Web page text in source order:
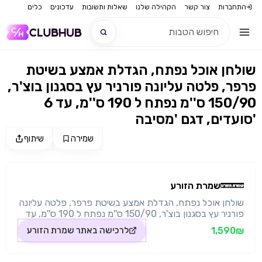
התחברות צור קשר הקהילה שלנו שאלות ותשובות עדכונים כלים
חדש
שיתוף שמירה
שולחן אוכל נפתח, הגדלת אמצע בשיטת
פרפר, פלטה עליונה פורניר עץ בסגנון בוצ'ר,
150/90 ס''מ נפתח ל 190 ס''מ, עד 6
סועדים, דגם 'מסיבה'
שמרת הזורע
שולחן אוכל נפתח, הגדלת אמצע בשיטת פרפר, פלטה עליונה
פורניר עץ בסגנון בוצ'ר, 150/90 ס''מ נפתח ל 190 ס''מ, עד
6 סועדים, דגם 'מסיבה' הגיע הזמן לעשות כאן מסיבה!
השולחן הנמכר ביותר של שמרת הזורע! שולחן אוכל נפתח עד
1,590₪ לרכישה באתר שמרת הזורע